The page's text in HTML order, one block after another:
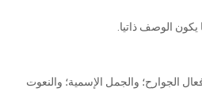
الوصف ذاتيا.
الجوارح؛ والجمل الإسمية؛ والنعوت